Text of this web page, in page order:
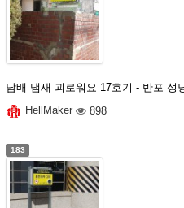
담배 냄새 괴로워요 17호기 - 반포 성
HellMaker
898
183